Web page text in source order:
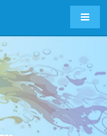
导航